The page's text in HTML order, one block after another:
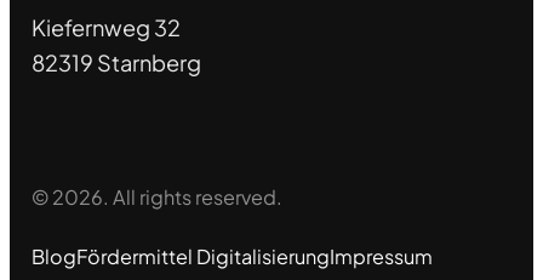
Kiefernweg 32
82319 Starnberg
© 2026. All rights reserved.
BlogFördermittel DigitalisierungImpressum